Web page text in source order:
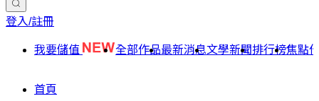
登入/註冊
我要儲值 全部作品最新消息文學新聞排行榜焦點
首頁